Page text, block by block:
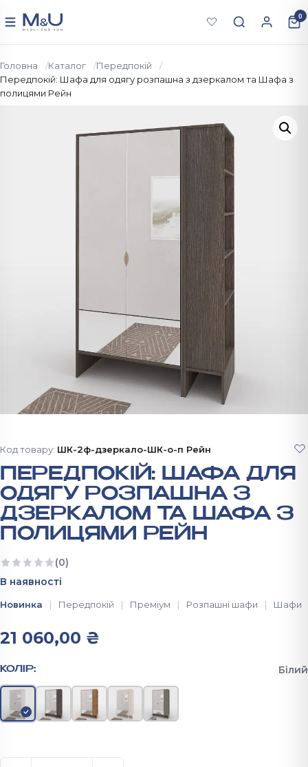
Меню 0
Головна Каталог
Передпокій
Передпокій: Шафа для одягу розпашна з дзеркалом та Шафа з
полицями Рейн
Код товару: ШК-2ф-дзеркало-ШК-о-п Рейн
ПЕРЕДПОКІЙ: ШАФА ДЛЯ
ОДЯГУ РОЗПАШНА З
ДЗЕРКАЛОМ ТА ШАФА З
ПОЛИЦЯМИ РЕЙН
(0)
Ще немає відгуків
В наявності
Новинка Передпокій Преміум Розпашні шафи Шафи
21 060,00 ₴
КОЛІР: Білий